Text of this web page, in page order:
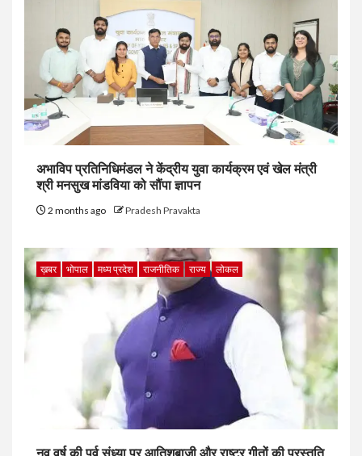
अभाविप प्रतिनिधिमंडल ने केंद्रीय युवा कार्यक्रम एवं खेल मंत्री
श्री मनसुख मांडविया को सौंपा ज्ञापन
2 months ago Pradesh Pravakta
ख़बर भोपाल मध्य प्रदेश राजनीतिक राज्य लोकल
नव वर्ष की पूर्व संध्या पर आतिशबाजी और राष्ट्र गीतों की प्रस्तुति